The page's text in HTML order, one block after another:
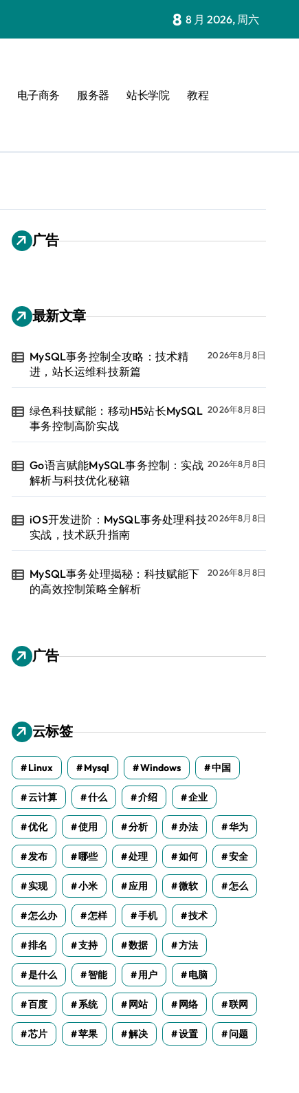
8 8 月 2026, 周六
电子商务 服务器 站长学院 教程
广告
最新文章
MySQL事务控制全攻略：技术精
进，站长运维科技新篇
2026年8月8日
绿色科技赋能：移动H5站长MySQL
事务控制高阶实战
2026年8月8日
Go语言赋能MySQL事务控制：实战
解析与科技优化秘籍
2026年8月8日
iOS开发进阶：MySQL事务处理科技
实战，技术跃升指南
2026年8月8日
MySQL事务处理揭秘：科技赋能下
的高效控制策略全解析
2026年8月8日
广告
云标签
Linux Mysql Windows 中国
云计算 什么 介绍 企业
优化 使用 分析 办法 华为
发布 哪些 处理 如何 安全
实现 小米 应用 微软 怎么
怎么办 怎样 手机 技术
排名 支持 数据 方法
是什么 智能 用户 电脑
百度 系统 网站 网络 联网
芯片 苹果 解决 设置 问题